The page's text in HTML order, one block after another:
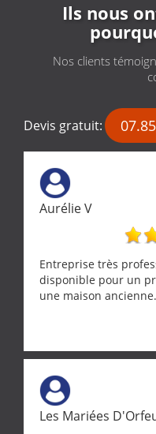
Ils nous
Nos clients
Devis gratuit:
Aurélie V
Entreprise très
disponible pour un
une maison
Les Mariées